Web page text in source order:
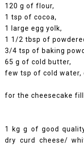
120 g of flour,
1 tsp of cocoa,
1 large egg yolk,
1 1/2 tbsp of
3/4 tsp of baking
65 g of cold butter,
few tsp of cold water,
for the cheesecake
1 kg g of good
dry curd cheese/